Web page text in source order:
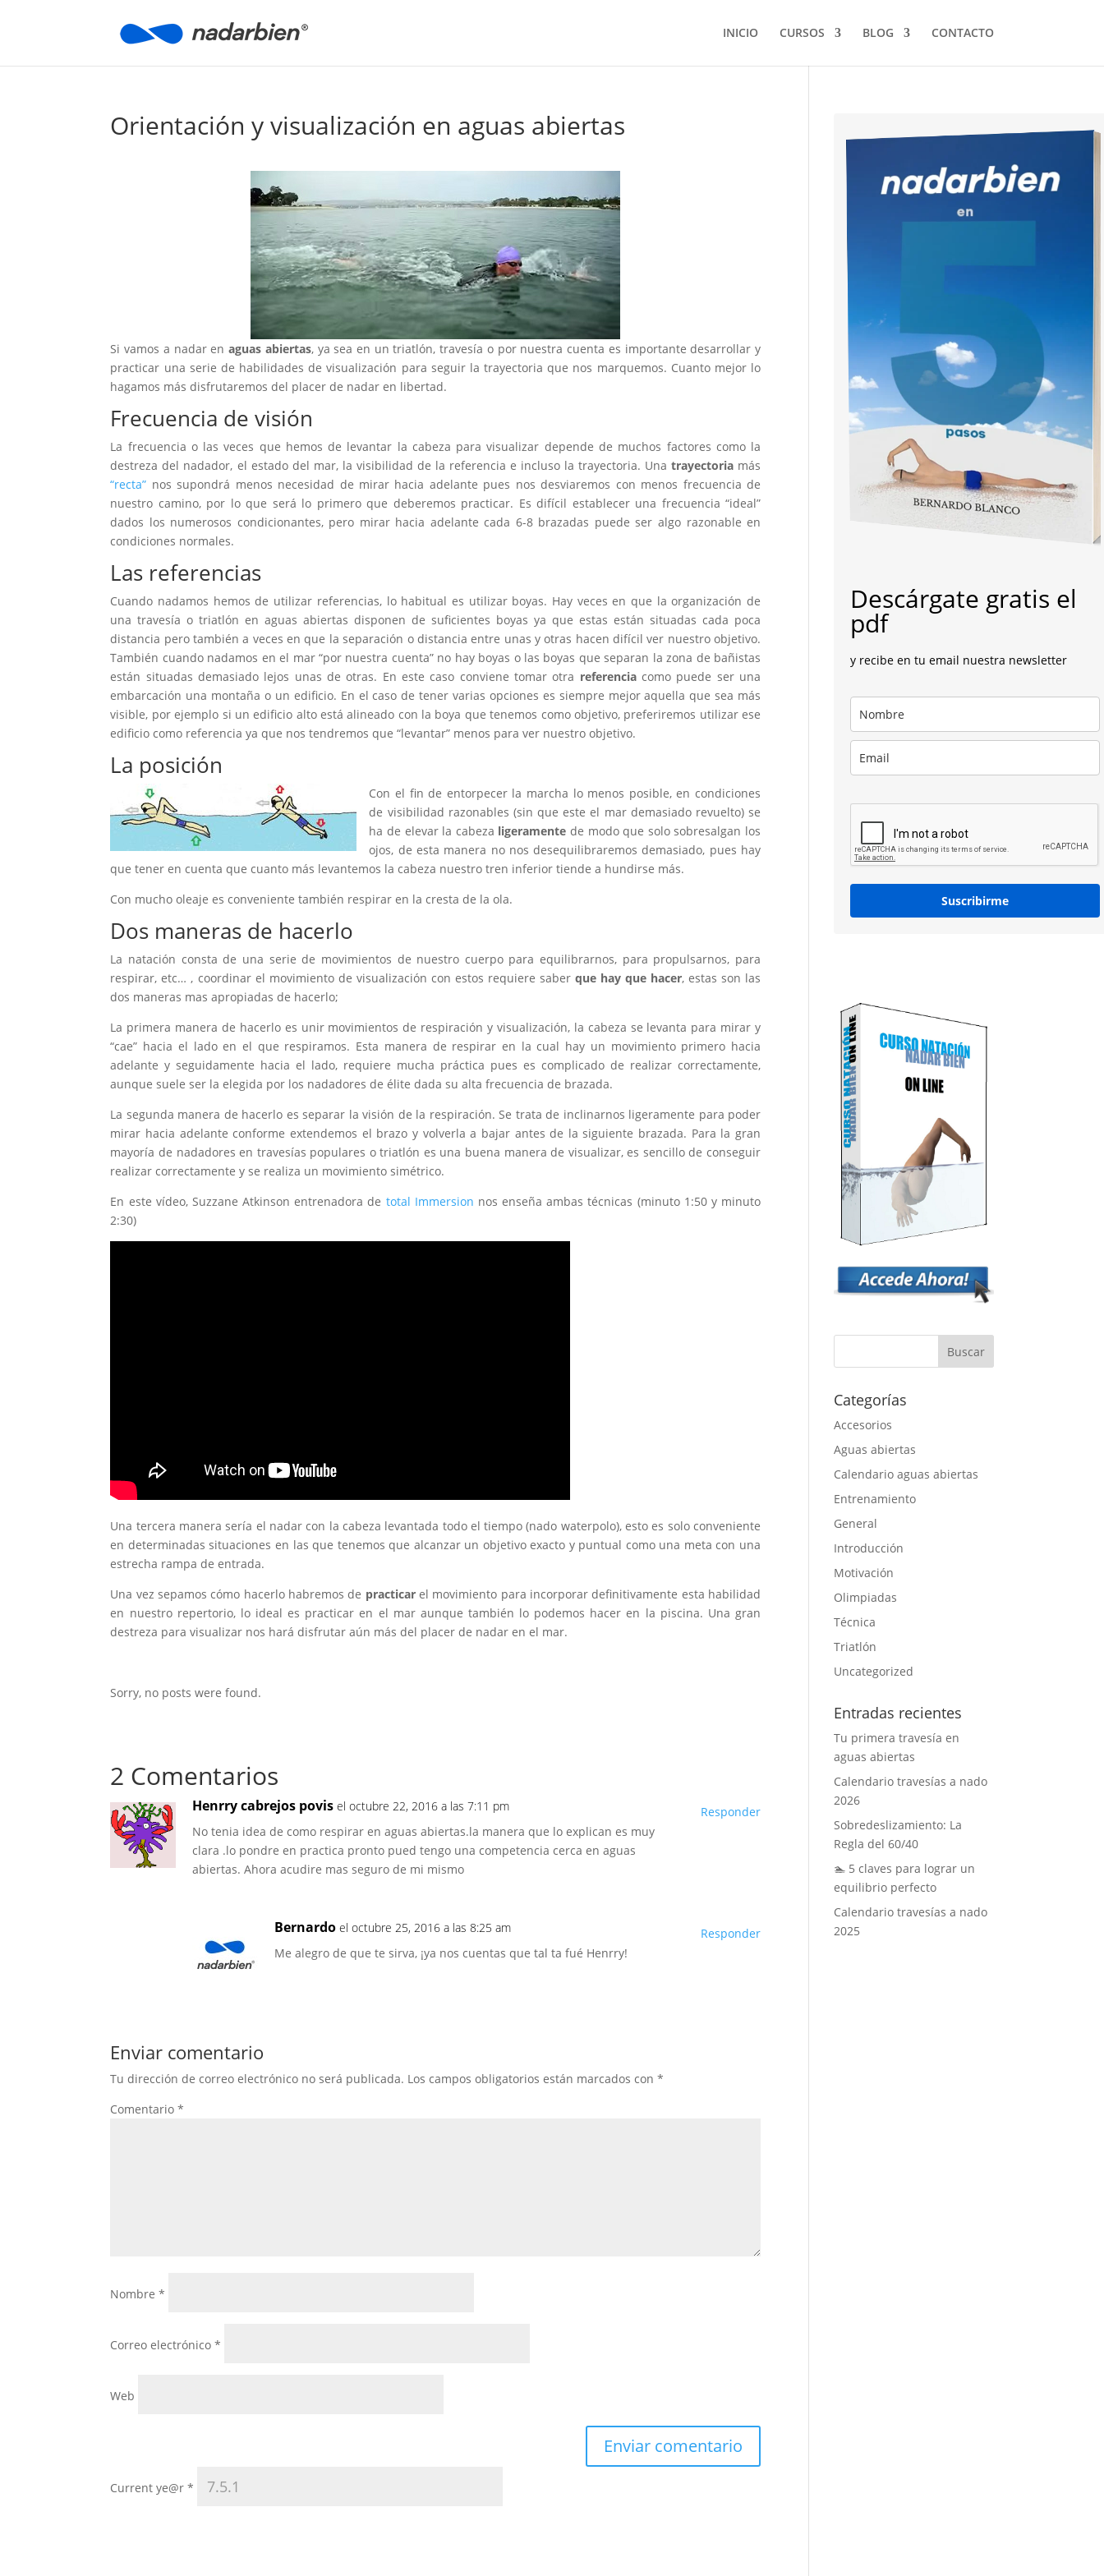
INICIO CURSOS BLOG CONTACTO
Orientación y visualización en aguas abiertas
Si vamos a nadar enaguas abiertas, ya sea en un triatlón, travesía o por nuestra cuenta es importante desarrollar y
practicar una serie de habilidades de visualización para seguir la trayectoria que nos marquemos. Cuanto mejor lo
hagamos más disfrutaremos del placer de nadar en libertad.
Frecuencia de visión
La frecuencia o las veces que hemos de levantar la cabeza para visualizar depende de muchos factores como la
destreza del nadador, el estado del mar, la visibilidad de la referencia e incluso la trayectoria. Una trayectoriamás
“recta” nos supondrá menos necesidad de mirar hacia adelante pues nos desviaremos con menos frecuencia de
nuestro camino, por lo que será lo primero que deberemos practicar. Es difícil establecer una frecuencia “ideal”
dados los numerosos condicionantes, pero mirar hacia adelante cada 6-8 brazadas puede ser algo razonable en
condiciones normales.
Las referencias
Cuando nadamos hemos de utilizar referencias, lo habitual es utilizar boyas. Hay veces en que la organización de
una travesía o triatlón en aguas abiertas disponen de suficientes boyas ya que estas están situadas cada poca
distancia pero también a veces en que la separación o distancia entre unas y otras hacen difícil ver nuestro objetivo.
También cuando nadamos en el mar “por nuestra cuenta” no hay boyas o las boyas que separan la zona de bañistas
están situadas demasiado lejos unas de otras. En este caso conviene tomar otra referenciacomo puede ser una
embarcación una montaña o un edificio. En el caso de tener varias opciones es siempre mejor aquella que sea más
visible, por ejemplo si un edificio alto está alineado con la boya que tenemos como objetivo, preferiremos utilizar ese
edificio como referencia ya que nos tendremos que “levantar” menos para ver nuestro objetivo.
La posición
Con el fin de entorpecer la marcha lo menos posible, en condiciones
de visibilidad razonables (sin que este el mar demasiado revuelto) se
ha de elevar la cabeza ligeramente de modo que solo sobresalgan los
ojos, de esta manera no nos desequilibraremos demasiado, pues hay
que tener en cuenta que cuanto más levantemos la cabeza nuestro tren inferior tiende a hundirse más.
Con mucho oleaje es conveniente también respirar en la cresta de la ola.
Dos maneras de hacerlo
La natación consta de una serie de movimientos de nuestro cuerpo para equilibrarnos, para propulsarnos, para
respirar, etc… , coordinar el movimiento de visualización con estos requiere saber que hay que hacer, estas son las
dos maneras mas apropiadas de hacerlo;
La primera manera de hacerlo es unir movimientos de respiración y visualización, la cabeza se levanta para mirar y
“cae” hacia el lado en el que respiramos. Esta manera de respirar en la cual hay un movimiento primero hacia
adelante y seguidamente hacia el lado, requiere mucha práctica pues es complicado de realizar correctamente,
aunque suele ser la elegida por los nadadores de élite dada su alta frecuencia de brazada.
La segunda manera de hacerlo es separar la visión de la respiración. Se trata de inclinarnos ligeramente para poder
mirar hacia adelante conforme extendemos el brazo y volverla a bajar antes de la siguiente brazada. Para la gran
mayoría de nadadores en travesías populares o triatlón es una buena manera de visualizar, es sencillo de conseguir
realizar correctamente y se realiza un movimiento simétrico.
En este vídeo, Suzzane Atkinson entrenadora de total Immersion nos enseña ambas técnicas (minuto 1:50 y minuto
2:30)
Una tercera manera sería el nadar con la cabeza levantada todo el tiempo (nado waterpolo), esto es solo conveniente
en determinadas situaciones en las que tenemos que alcanzar un objetivo exacto y puntual como una meta con una
estrecha rampa de entrada.
Una vez sepamos cómo hacerlo habremos de practicarel movimiento para incorporar definitivamente esta habilidad
en nuestro repertorio, lo ideal es practicar en el mar aunque también lo podemos hacer en la piscina. Una gran
destreza para visualizar nos hará disfrutar aún más del placer de nadar en el mar.
Sorry, no posts were found.
2 Comentarios
Henrry cabrejos povis el octubre 22, 2016 a las 7:11 pm
No tenia idea de como respirar en aguas abiertas.la manera que lo explican es muy
clara .lo pondre en practica pronto pued tengo una competencia cerca en aguas
abiertas. Ahora acudire mas seguro de mi mismo
Responder
Bernardo el octubre 25, 2016 a las 8:25 am
Me alegro de que te sirva, ¡ya nos cuentas que tal ta fué Henrry!
Responder
Enviar comentario
Tu dirección de correo electrónico no será publicada. Los campos obligatorios están marcados con*
Comentario*
Nombre*
Correo electrónico*
Web
Current ye@r*
Descárgate gratis el
pdf
y recibe en tu email nuestra newsletter
Suscribirme
Categorías
Accesorios
Aguas abiertas
Calendario aguas abiertas
Entrenamiento
General
Introducción
Motivación
Olimpiadas
Técnica
Triatlón
Uncategorized
Entradas recientes
Tu primera travesía en
aguas abiertas
Calendario travesías a nado
2026
Sobredeslizamiento: La
Regla del 60/40
🏊 5 claves para lograr un
equilibrio perfecto
Calendario travesías a nado
2025